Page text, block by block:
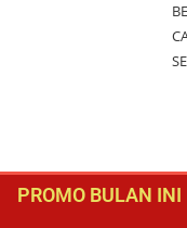
PROMO BULAN INI